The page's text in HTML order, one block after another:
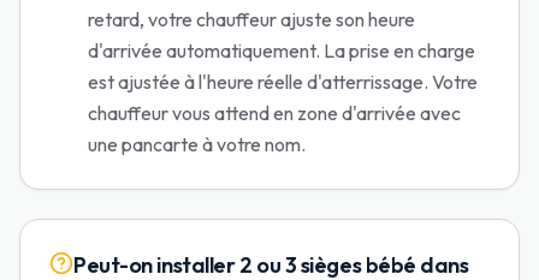
retard, votre chauffeur ajuste son heure
d'arrivée automatiquement. La prise en charge
est ajustée à l'heure réelle d'atterrissage. Votre
chauffeur vous attend en zone d'arrivée avec
une pancarte à votre nom.
Peut-on installer 2 ou 3 sièges bébé dans